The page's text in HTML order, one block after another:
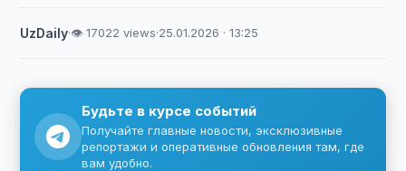
UzDaily·👁 17022 views·25.01.2026 · 13:25
Будьте в курсе событий
Получайте главные новости, эксклюзивные
репортажи и оперативные обновления там, где
вам удобно.